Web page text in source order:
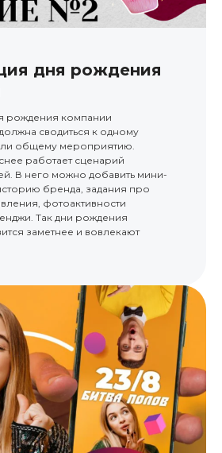
дня рождения
рождения компании
сводиться к одному
общему мероприятию.
работает сценарий
В него можно добавить мини-
бренда, задания про
фотоактивности
Так дни рождения
заметнее и вовлекают